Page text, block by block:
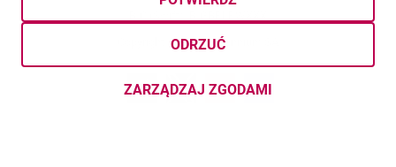
© Bank Millennium SA
Goodieotwiera się w nowej karcie
Twitterotwiera się w nowej karcie
YouTubeotwiera się w nowej karcie
LinkedIn
ZARZĄDZAJ ZGODAMI
DOTYCZĄCYMI PLIKÓW
ODRZUĆ